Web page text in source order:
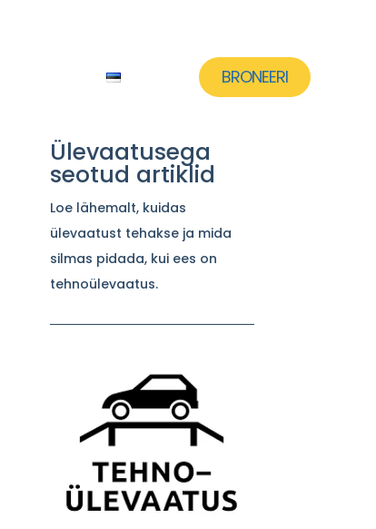
BRONEERI
Ülevaatusega
seotud artiklid
Loe lähemalt, kuidas
ülevaatust tehakse ja mida
silmas pidada, kui ees on
tehnoülevaatus.